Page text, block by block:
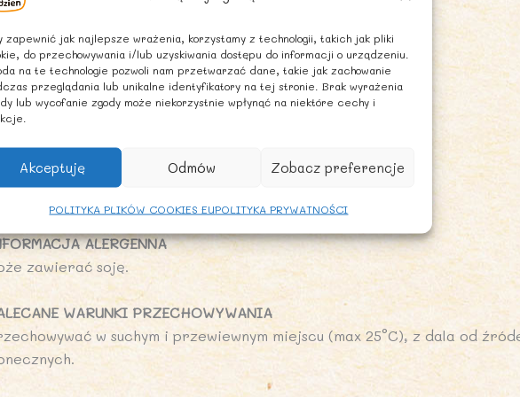
zapewnić jak najlepsze wrażenia, korzystamy z technologii, takich jak pliki
do przechowywania i/lub uzyskiwania dostępu do informacji o urządzeniu.
na te technologie pozwoli nam przetwarzać dane, takie jak zachowanie
przeglądania lub unikalne identyfikatory na tej stronie. Brak wyrażenia
lub wycofanie zgody może niekorzystnie wpłynąć na niektóre cechy i
Akceptuję Odmów Zobacz preferencje
POLITYKA PLIKÓW COOKIES EUPOLITYKA PRYWATNOŚCI
ODŻYWCZA w 100 g
energetyczna: 1499 kJ/353 kcal
0,9 g
kwasy tłuszczowe nasycone: 0,3 g
77 g
cukry: <0,5 g
1,6 g
8,1g
ALERGENNA
zawierać soję.
WARUNKI PRZECHOWYWANIA
w suchym i przewiewnym miejscu (max 25°C), z dala od